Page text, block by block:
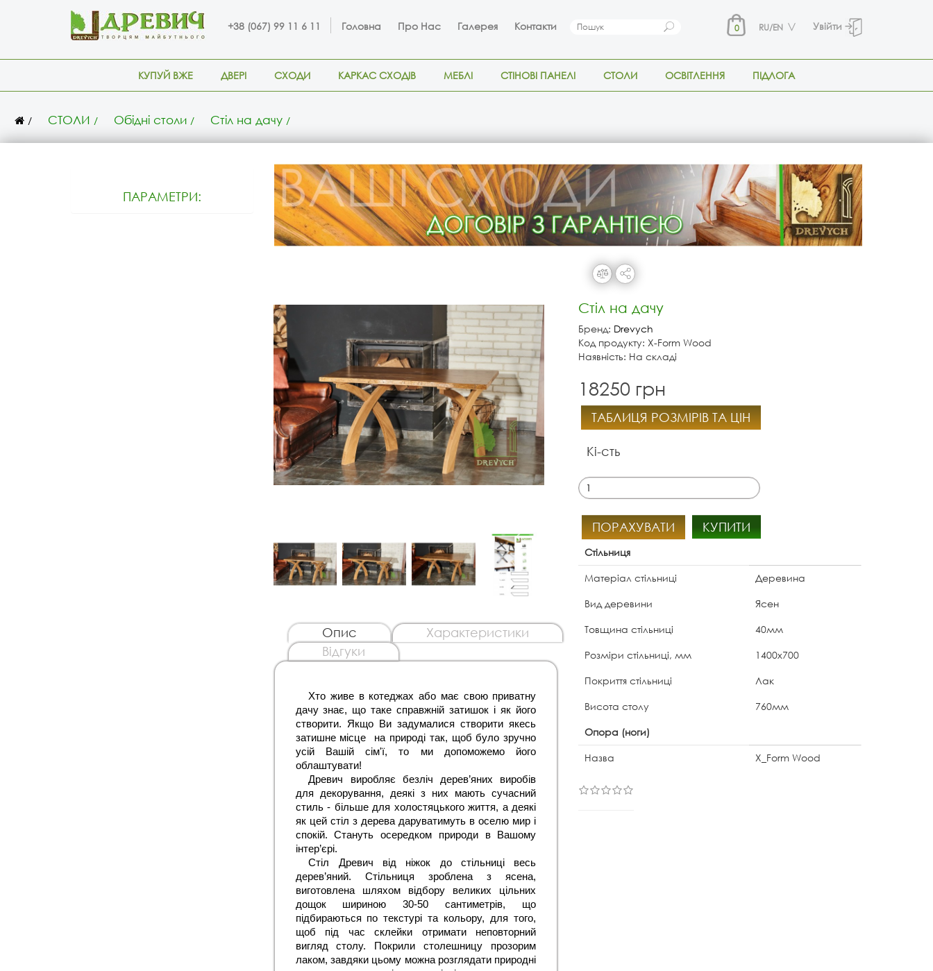
+38 (067) 99 11 6 11 Головна Про Нас Галерея Контакти 0 RU/EN Увійти
КУПУЙ ВЖЕ ДВЕРІ СХОДИ КАРКАС СХОДІВ МЕБЛІ СТІНОВІ ПАНЕЛІ СТОЛИ ОСВІТЛЕННЯ ПІДЛОГА
СТОЛИ Обідні столи Стіл на дачу
ПАРАМЕТРИ:
Опис
Характеристики
Відгуки
Хто живе в котеджах або має свою приватну
дачу знає, що таке справжній затишок і як його
створити. Якщо Ви задумалися створити якесь
затишне місце  на природі так, щоб було зручно
усій Вашій сім'ї, то ми допоможемо його
облаштувати!
Древич виробляє безліч дерев’яних виробів
для декорування, деякі з них мають сучасний
стиль - більше для холостяцького життя, а деякі
як цей стіл з дерева даруватимуть в оселю мир і
спокій. Стануть осередком природи в Вашому
інтер’єрі.
Стіл Древич від ніжок до стільниці весь
дерев’яний. Стільниця зроблена з ясена,
виготовлена шляхом відбору великих цільних
дощок шириною 30-50 сантиметрів, що
підбираються по текстурі та кольору, для того,
щоб під час склейки отримати неповторний
вигляд столу. Покрили столешницу прозорим
лаком, завдяки цьому можна розглядати природні
Стіл на дачу
Бренд: Drevych
Код продукту: X-Form Wood
Наявність: На складі
18250 грн
ТАБЛИЦЯ РОЗМІРІВ ТА ЦІН
Кі-сть
ПОРАХУВАТИ КУПИТИ
Стільниця
Матеріал стільниці
Деревина
Вид деревини
Ясен
Товщина стільниці
40мм
Розміри стільниці, мм
1400x700
Покриття стільниці
Лак
Висота столу
760мм
Опора (ноги)
Назва
X_Form Wood